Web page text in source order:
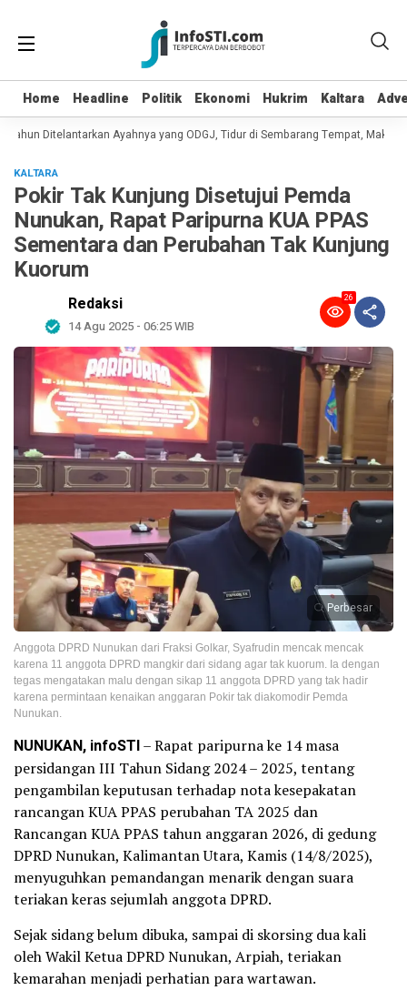
Home Headline Politik Ekonomi Hukrim Kaltara
Home Headline Politik Ekonomi Hukrim Kaltara
Ditelantarkan Ayahnya yang ODGJ, Tidur di Sembarang Tempat, Makan
KALTARA
Pokir Tak Kunjung Disetujui Pemda
Nunukan, Rapat Paripurna KUA PPAS
Sementara dan Perubahan Tak Kunjung
Kuorum
Redaksi
14 Agu 2025 - 06:25 WIB
26
Perbesar
Anggota DPRD Nunukan dari Fraksi Golkar, Syafrudin mencak mencak
karena 11 anggota DPRD mangkir dari sidang agar tak kuorum. Ia dengan
tegas mengatakan malu dengan sikap 11 anggota DPRD yang tak hadir
karena permintaan kenaikan anggaran Pokir tak diakomodir Pemda
Nunukan.
NUNUKAN, infoSTI– Rapat paripurna ke 14 masa
persidangan III Tahun Sidang 2024 – 2025, tentang
pengambilan keputusan terhadap nota kesepakatan
rancangan KUA PPAS perubahan TA 2025 dan
Rancangan KUA PPAS tahun anggaran 2026, di gedung
DPRD Nunukan, Kalimantan Utara, Kamis (14/8/2025),
menyuguhkan pemandangan menarik dengan suara
teriakan keras sejumlah anggota DPRD.
Sejak sidang belum dibuka, sampai di skorsing dua kali
oleh Wakil Ketua DPRD Nunukan, Arpiah, teriakan
kemarahan menjadi perhatian para wartawan.